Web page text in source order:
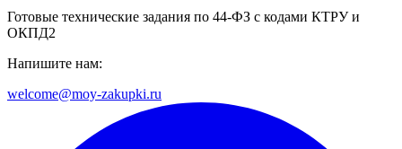
Готовые технические задания по 44-ФЗ с кодами КТРУ и
ОКПД2
Напишите нам:
welcome@moy-zakupki.ru